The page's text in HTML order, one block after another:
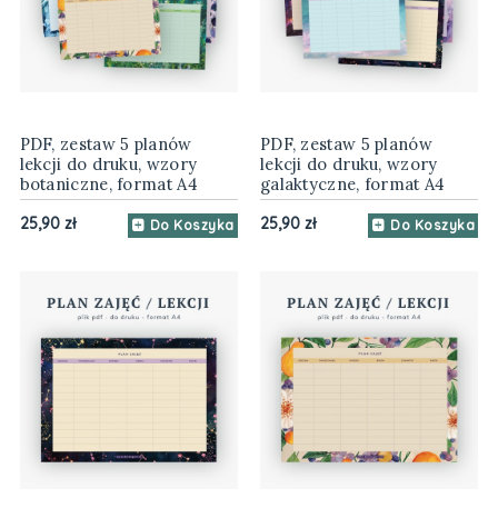
PDF, zestaw 5 planów
lekcji do druku, wzory
botaniczne, format A4
25,90 zł Do Koszyka
PDF, zestaw 5 planów
lekcji do druku, wzory
galaktyczne, format A4
25,90 zł Do Koszyka